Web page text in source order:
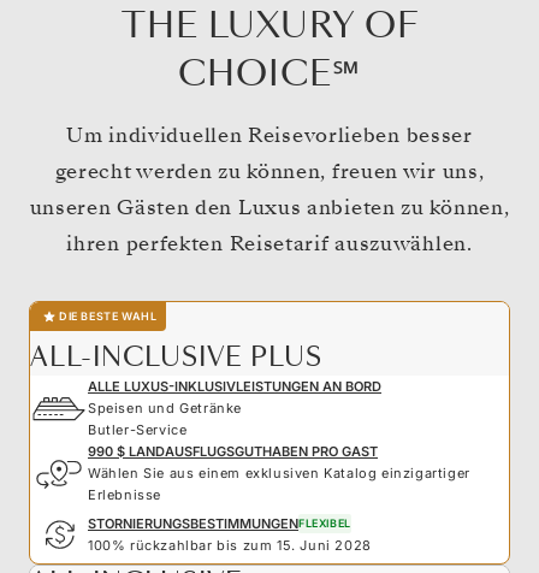
THE LUXURY OF
CHOICE℠
Um individuellen Reisevorlieben besser
gerecht werden zu können, freuen wir uns,
unseren Gästen den Luxus anbieten zu können,
ihren perfekten Reisetarif auszuwählen.
DIE BESTE WAHL
ALL-INCLUSIVE PLUS
ALLE LUXUS-INKLUSIVLEISTUNGEN AN BORD
Speisen und Getränke
Butler-Service
990 $ LANDAUSFLUGSGUTHABEN PRO GAST
Wählen Sie aus einem exklusiven Katalog einzigartiger
Erlebnisse
STORNIERUNGSBESTIMMUNGENFLEXIBEL
100% rückzahlbar bis zum 15. Juni 2028